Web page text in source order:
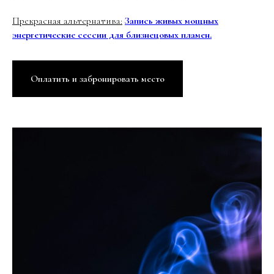
Прекрасная альтернатива: Запись живых мощных
энергетические сессии для близнецовых пламен.
Оплатить и забронировать место